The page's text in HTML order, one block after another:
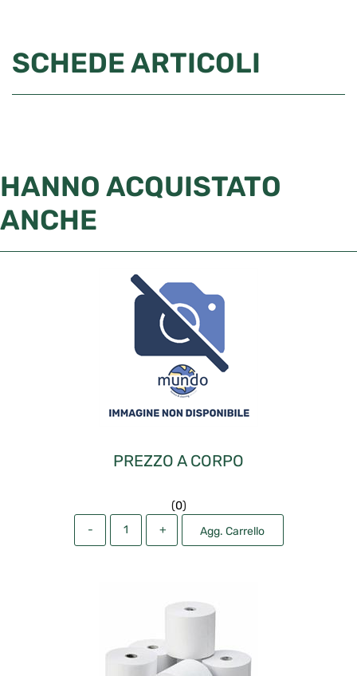
SCHEDE ARTICOLI
HANNO ACQUISTATO
ANCHE
PREZZO A CORPO
(0)
Agg. Carrello